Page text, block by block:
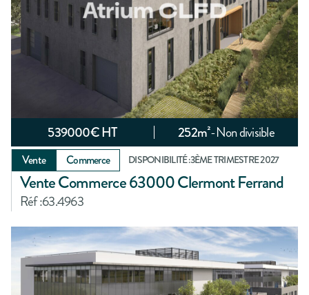
539000€ HT 252m²-Non divisible
Vente Commerce DISPONIBILITÉ :3ÈME TRIMESTRE 2027
Vente Commerce 63000 Clermont Ferrand
Réf :63.4963